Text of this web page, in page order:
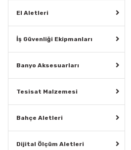
El Aletleri
İş Güvenliği Ekipmanları
Banyo Aksesuarları
Tesisat Malzemesi
Bahçe Aletleri
Dijital Ölçüm Aletleri